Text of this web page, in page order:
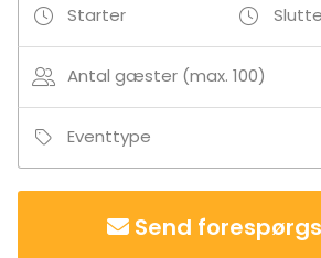
Starter
Antal gæster (max. 100)
Eventtype
Send